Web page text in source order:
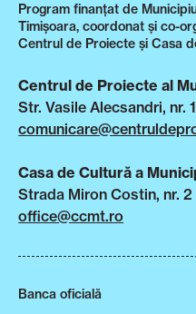
Program finanțat de
Timișoara, coordonat și co-
Centrul de Proiecte și Casa
Centrul de Proiecte al
Str. Vasile Alecsandri, nr.
Casa de Cultură a
Strada Miron Costin, nr. 2
office@ccmt.ro
Banca oficială